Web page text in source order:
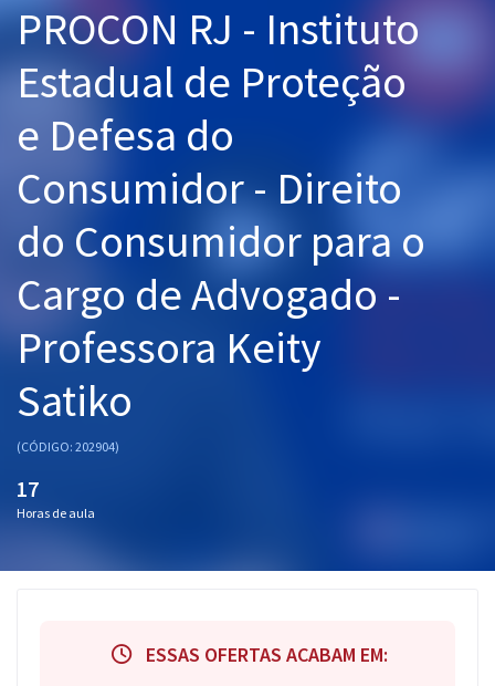
Cursos 20% OFF
Pós
Graduação
OAB
Mentorias
Questões grátis
Conteúdo gratuito
Aprovados
PROCON RJ - Instituto
Estadual de Proteção
e Defesa do
Consumidor - Direito
do Consumidor para o
Cargo de Advogado -
Professora Keity
Satiko
(CÓDIGO: 202904)
17
Horas de aula
ESSAS OFERTAS ACABAM EM: